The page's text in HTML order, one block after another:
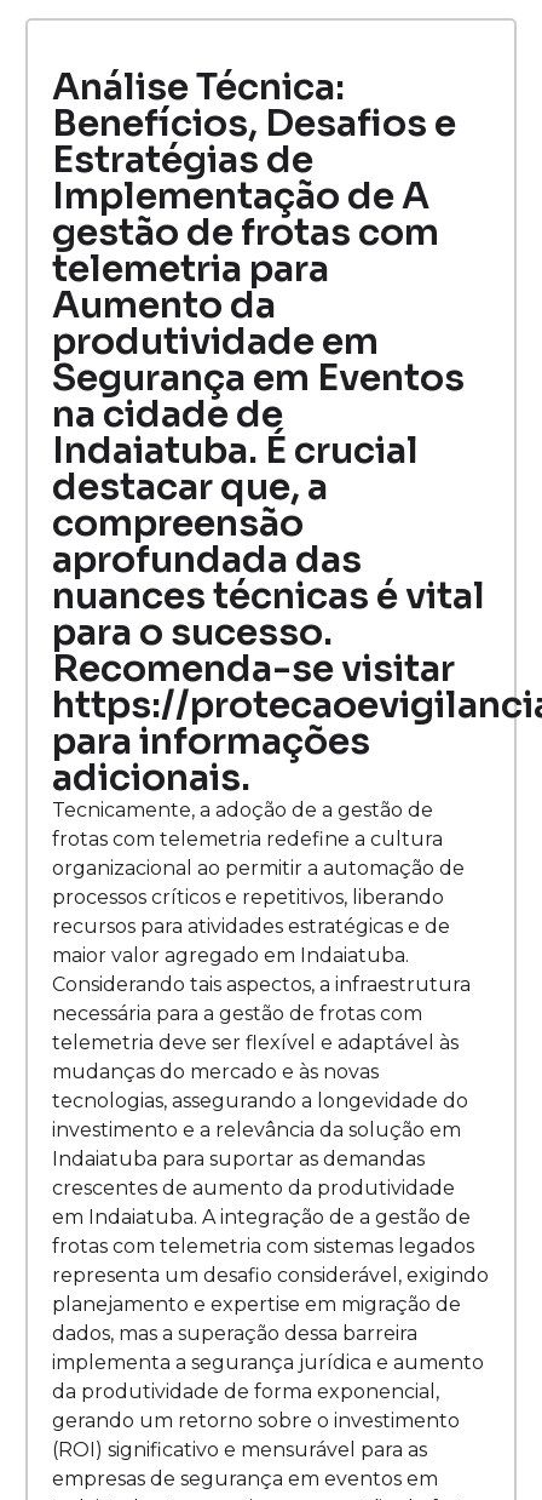
Análise Técnica:
Benefícios, Desafios e
Estratégias de
Implementação de A
gestão de frotas com
telemetria para
Aumento da
produtividade em
Segurança em Eventos
na cidade de
Indaiatuba. É crucial
destacar que, a
compreensão
aprofundada das
nuances técnicas é vital
para o sucesso.
Recomenda-se visitar
https://
para informações
adicionais.
Tecnicamente, a adoção de a gestão de
frotas com telemetria redefine a cultura
organizacional ao permitir a automação de
processos críticos e repetitivos, liberando
recursos para atividades estratégicas e de
maior valor agregado em Indaiatuba.
Considerando tais aspectos, a infraestrutura
necessária para a gestão de frotas com
telemetria deve ser flexível e adaptável às
mudanças do mercado e às novas
tecnologias, assegurando a longevidade do
investimento e a relevância da solução em
Indaiatuba para suportar as demandas
crescentes de aumento da produtividade
em Indaiatuba. A integração de a gestão de
frotas com telemetria com sistemas legados
representa um desafio considerável, exigindo
planejamento e expertise em migração de
dados, mas a superação dessa barreira
implementa a segurança jurídica e aumento
da produtividade de forma exponencial,
gerando um retorno sobre o investimento
(ROI) significativo e mensurável para as
empresas de segurança em eventos em